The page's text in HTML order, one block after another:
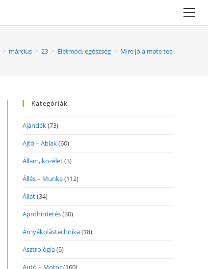
> március > 23 > Életmód, egészség > Mire jó a mate tea
Kategóriák
Ajándék(73)
Ajtó – Ablak(60)
Állam, közélet(3)
Állás – Munka(112)
Állat(34)
Apróhirdetés(30)
Árnyékolástechnika(18)
Asztrológia(5)
Autó – Motor(160)